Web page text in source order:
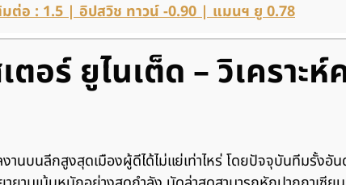
ต่อ : 1.5 | อิปสวิช ทาวน์ -0.90 | แมนฯ ยู 0.78
อร์ ยูไนเต็ด – วิเคราะ
านบนลีกสูงสุดเมืองผู้ดีได้ไม่แย่เท่าไหร่ โดยปัจจุบันทีมรั้ง